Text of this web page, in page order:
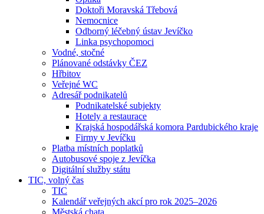
Doktoři Moravská Třebová
Nemocnice
Odborný léčebný ústav Jevíčko
Linka psychopomoci
Vodné, stočné
Plánované odstávky ČEZ
Hřbitov
Veřejné WC
Adresář podnikatelů
Podnikatelské subjekty
Hotely a restaurace
Krajská hospodářská komora Pardubického kraje
Firmy v Jevíčku
Platba místních poplatků
Autobusové spoje z Jevíčka
Digitální služby státu
TIC, volný čas
TIC
Kalendář veřejných akcí pro rok 2025–2026
Městská chata